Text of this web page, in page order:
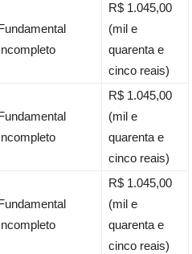
R$ 1.045,00
(mil e
quarenta e
cinco reais)
R$ 1.045,00
(mil e
quarenta e
cinco reais)
R$ 1.045,00
(mil e
quarenta e
cinco reais)